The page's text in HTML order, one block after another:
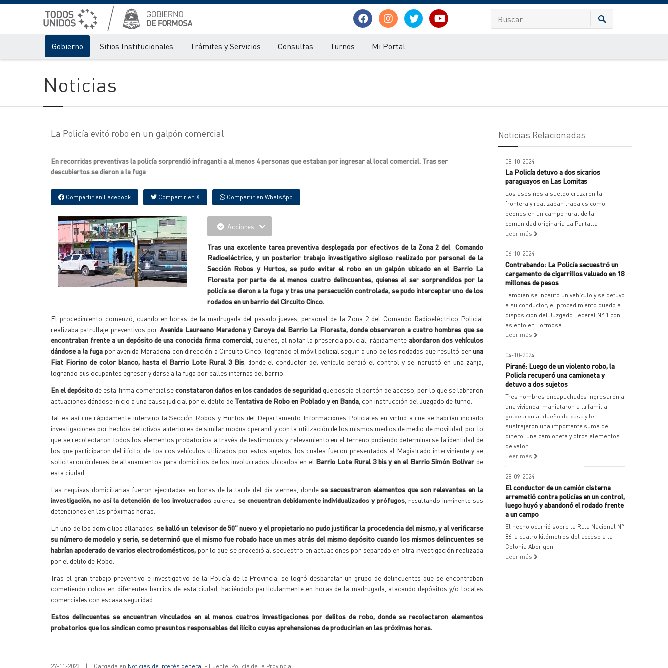
Gobierno Sitios Institucionales Trámites y Servicios Consultas Turnos Mi Portal
Noticias
La Policía evitó robo en un galpón comercial
En recorridas preventivas la policía sorprendió infraganti a al menos 4 personas que estaban por ingresar al local comercial. Tras ser
descubiertos se dieron a la fuga
Compartir en Facebook Compartir en X Compartir en WhatsApp
Acciones
Tras una excelente tarea preventiva desplegada por efectivos de la Zona 2 del Comando
Radioeléctrico, y un posterior trabajo investigativo sigiloso realizado por personal de la
Sección Robos y Hurtos, se pudo evitar el robo en un galpón ubicado en el Barrio La
Floresta por parte de al menos cuatro delincuentes, quienes al ser sorprendidos por la
policía se dieron a la fuga y tras una persecución controlada, se pudo interceptar uno de los
rodados en un barrio del Circuito Cinco.
El procedimiento comenzó, cuando en horas de la madrugada del pasado jueves, personal de la Zona 2 del Comando Radioeléctrico Policial
realizaba patrullaje preventivos porAvenida Laureano Maradona y Caroya del Barrio La Floresta, donde observaron a cuatro hombres que se
encontraban frente a un depósito de una conocida firma comercial , quienes, al notar la presencia policial, rápidamenteabordaron dos vehículos
dándose a la fuga por avenida Maradona con dirección a Circuito Cinco, logrando el móvil policial seguir a uno de los rodados que resultó seruna
Fiat Fiorino de color blanco, hasta el Barrio Lote Rural 3 Bis, donde el conductor del vehículo perdió el control y se incrustó en una zanja,
logrando sus ocupantes egresar y darse a la fuga por calles internas del barrio.
En el depósito de esta firma comercial seconstataron daños en los candados de seguridad que poseía el portón de acceso, por lo que se labraron
actuaciones dándose inicio a una causa judicial por el delito de Tentativa de Robo en Poblado y en Banda , con instrucción del Juzgado de turno.
Tal es así que rápidamente intervino la Sección Robos y Hurtos del Departamento Informaciones Policiales en virtud a que se habrían iniciado
investigaciones por hechos delictivos anteriores de similar modus operandi y con la utilización de los mismos medios de medio de movilidad, por lo
que se recolectaron todos los elementos probatorios a través de testimonios y relevamiento en el terreno pudiendo determinarse la identidad de
los que participaron del ilícito, de los dos vehículos utilizados por estos sujetos, los cuales fueron presentados al Magistrado interviniente y se
solicitaron órdenes de allanamientos para domicilios de los involucrados ubicados en el Barrio Lote Rural 3 bis y en el Barrio Simón Bolívar de
esta ciudad.
Las requisas domiciliarias fueron ejecutadas en horas de la tarde del día viernes, dondese secuestraron elementos que son relevantes en la
investigación, no así la detención de los involucrados quienes se encuentran debidamente individualizados y prófugos, resultando inminente sus
detenciones en las próximas horas.
En uno de los domicilios allanados, se halló un televisor de 50” nuevo y el propietario no pudo justificar la procedencia del mismo, y al verificarse
su número de modelo y serie, se determinó que el mismo fue robado hace un mes atrás del mismo depósito cuando los mismos delincuentes se
habrían apoderado de varios electrodomésticos, por lo que se procedió al secuestro en actuaciones por separado en otra investigación realizada
por el delito de Robo.
Tras el gran trabajo preventivo e investigativo de la Policía de la Provincia, se logró desbaratar un grupo de delincuentes que se encontraban
cometiendo robos en diferentes barrios de esta ciudad, haciéndolo particularmente en horas de la madrugada, atacando depósitos y/o locales
comerciales con escasa seguridad.
Estos delincuentes se encuentran vinculados en al menos cuatros investigaciones por delitos de robo, donde se recolectaron elementos
probatorios que los sindican como presuntos responsables del ilícito cuyas aprehensiones de producirían en las próximas horas.
27-11-2023 | Cargada en Noticias de interés general - Fuente: Policía de la Provincia
Noticias Relacionadas
08-10-2024
La Policía detuvo a dos sicarios
paraguayos en Las Lomitas
Los asesinos a sueldo cruzaron la
frontera y realizaban trabajos como
peones en un campo rural de la
comunidad originaria La Pantalla
Leer más
06-10-2024
Contrabando: La Policía secuestró un
cargamento de cigarrillos valuado en 18
millones de pesos
También se incautó un vehículo y se detuvo
a su conductor; el procedimiento quedó a
disposición del Juzgado Federal N° 1 con
asiento en Formosa
Leer más
04-10-2024
Pirané: Luego de un violento robo, la
Policía recuperó una camioneta y
detuvo a dos sujetos
Tres hombres encapuchados ingresaron a
una vivienda, maniataron a la familia,
golpearon al dueño de casa y le
sustrajeron una importante suma de
dinero, una camioneta y otros elementos
de valor
Leer más
28-09-2024
El conductor de un camión cisterna
arremetió contra policías en un control,
luego huyó y abandonó el rodado frente
a un campo
El hecho ocurrió sobre la Ruta Nacional N°
86, a cuatro kilómetros del acceso a la
Colonia Aborigen
Leer más